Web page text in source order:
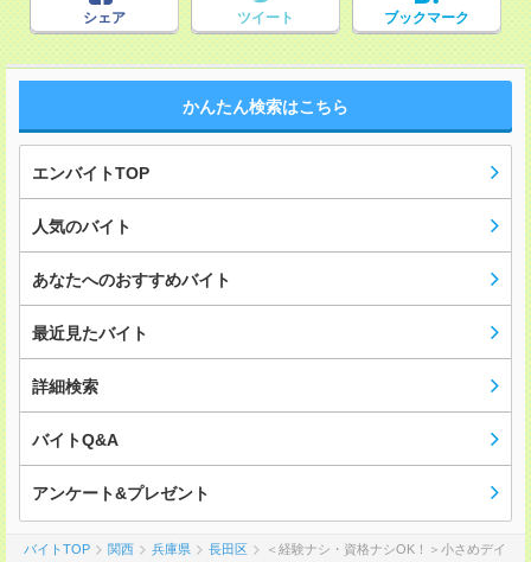
シェア ツイート ブックマーク
かんたん検索はこちら
エンバイトTOP
人気のバイト
あなたへのおすすめバイト
最近見たバイト
詳細検索
バイトQ&A
アンケート&プレゼント
バイトTOP 関西 兵庫県 長田区 ＜経験ナシ・資格ナシOK！＞小さめデイ